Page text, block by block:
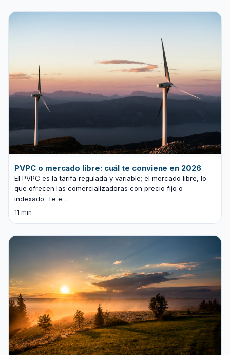
PVPC o mercado libre: cuál te conviene en 2026
El PVPC es la tarifa regulada y variable; el mercado libre, lo
que ofrecen las comercializadoras con precio fijo o
indexado. Te e…
11 min